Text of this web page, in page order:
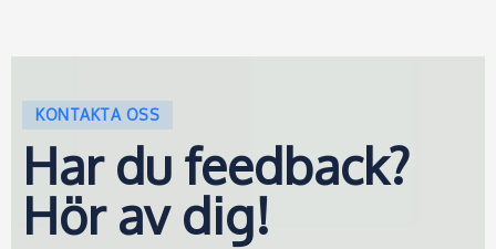
KONTAKTA OSS
Har du feedback?
Hör av dig!